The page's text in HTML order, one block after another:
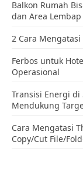
Pos Baru